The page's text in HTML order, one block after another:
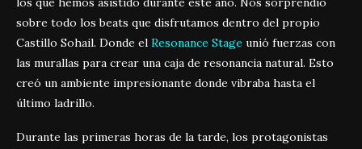
sobre todo los beats que disfrutamos dentro del propio
Castillo Sohail. Donde el Resonance Stage unió fuerzas con
las murallas para crear una caja de resonancia natural. Esto
creó un ambiente impresionante donde vibraba hasta el
último ladrillo.
Durante las primeras horas de la tarde, los protagonistas